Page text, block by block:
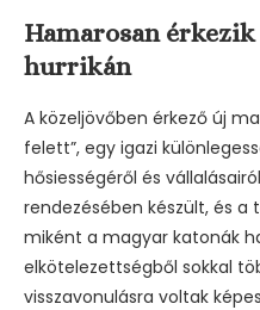
Hamarosan
hurrikán
A közeljövőben érkező új
felett”, egy igazi
hősiességéről és
rendezésében készült, és
miként a magyar katonák
elkötelezettségből sokkal
visszavonulásra voltak